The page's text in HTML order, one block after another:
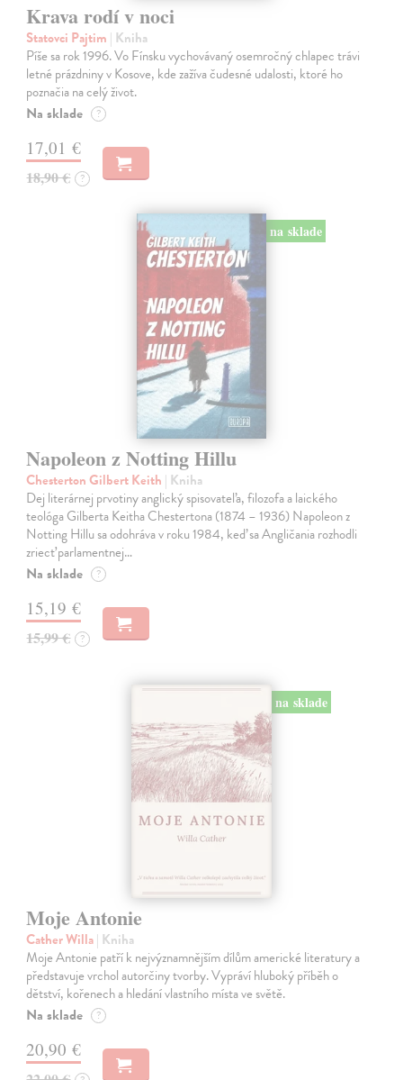
Krava rodí v noci
Statovci Pajtim | Kniha
Píše sa rok 1996. Vo Fínsku vychovávaný osemročný chlapec trávi
letné prázdniny v Kosove, kde zažíva čudesné udalosti, ktoré ho
poznačia na celý život.
Na sklade ?
17,01 €
18,90 € ?
na sklade
Napoleon z Notting Hillu
Chesterton Gilbert Keith | Kniha
Dej literárnej prvotiny anglický spisovateľa, filozofa a laického
teológa Gilberta Keitha Chestertona (1874 – 1936) Napoleon z
Notting Hillu sa odohráva v roku 1984, keď sa Angličania rozhodli
zriecť parlamentnej…
Na sklade ?
15,19 €
15,99 € ?
na sklade
Moje Antonie
Cather Willa| Kniha
Moje Antonie patří k nejvýznamnějším dílům americké literatury a
představuje vrchol autorčiny tvorby. Vypráví hluboký příběh o
dětství, kořenech a hledání vlastního místa ve světě.
Na sklade ?
20,90 €